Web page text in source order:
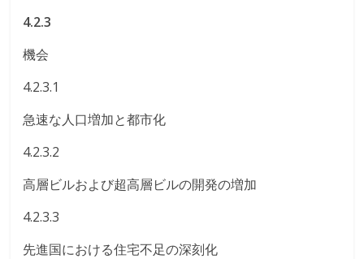
4.2.3
機会
4.2.3.1
急速な人口増加と都市化
4.2.3.2
高層ビルおよび超高層ビルの開発の増加
4.2.3.3
先進国における住宅不足の深刻化